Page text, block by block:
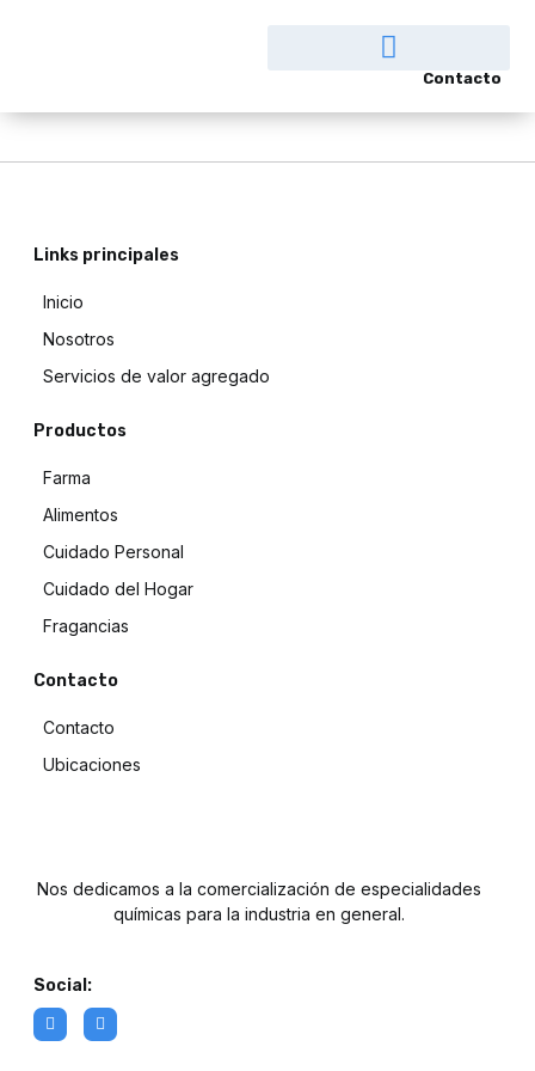
Contacto
Links principales
Inicio
Nosotros
Servicios de valor agregado
Productos
Farma
Alimentos
Cuidado Personal
Cuidado del Hogar
Fragancias
Contacto
Contacto
Ubicaciones
Nos dedicamos a la comercialización de especialidades
químicas para la industria en general.
Social: